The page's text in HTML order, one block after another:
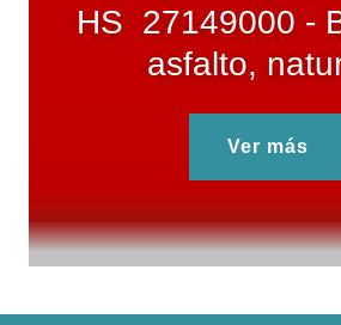
HS 27149000 -
asfalto,
Ver más